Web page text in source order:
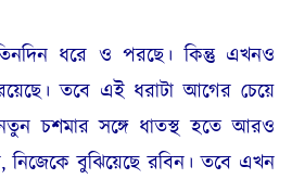
ধরে ও পরছে। কিন্তু এখনও
তবে এই ধরাটা আগের চেয়ে
চশমার সঙ্গে ধাতস্থ হতে আরও
বুঝিয়েছে রবিন। তবে এখন